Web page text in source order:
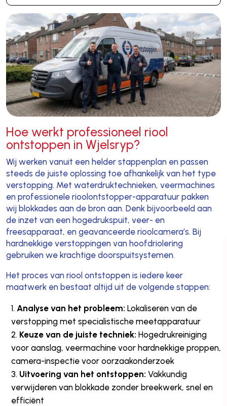
Hoe werkt professioneel riool
ontstoppen in Wjelsryp?
Wij werken vanuit een helder stappenplan en passen
steeds de juiste oplossing toe afhankelijk van het type
verstopping. Met waterdruktechnieken, veermachines
en professionele rioolontstopper-apparatuur pakken
wij blokkades aan de bron aan. Denk bijvoorbeeld aan
de inzet van een hogedrukspuit, veer- en
freesapparaat, en geavanceerde rioolcamera’s. Bij
hardnekkige verstoppingen van hoofdriolering
gebruiken we krachtige doorspuitsystemen.
Het proces van riool ontstoppen is iedere keer
maatwerk en bestaat altijd uit de volgende stappen:
Analyse van het probleem: Lokaliseren van de
verstopping met specialistische meetapparatuur
Keuze van de juiste techniek: Hogedrukreiniging
voor aanslag, veermachine voor hardnekkige proppen,
camera-inspectie voor oorzaakonderzoek
Uitvoering van het ontstoppen: Vakkundig
verwijderen van blokkade zonder breekwerk, snel en
efficiënt